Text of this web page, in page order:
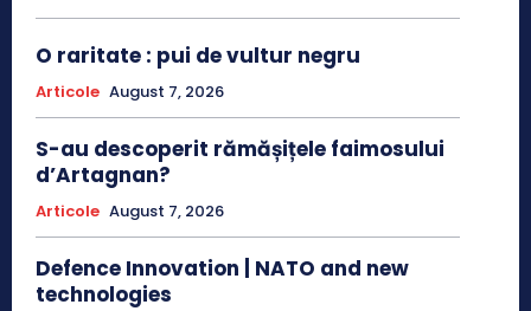
O raritate : pui de vultur negru
Articole August 7, 2026
S-au descoperit rămășițele faimosului
d’Artagnan?
Articole August 7, 2026
Defence Innovation | NATO and new
technologies